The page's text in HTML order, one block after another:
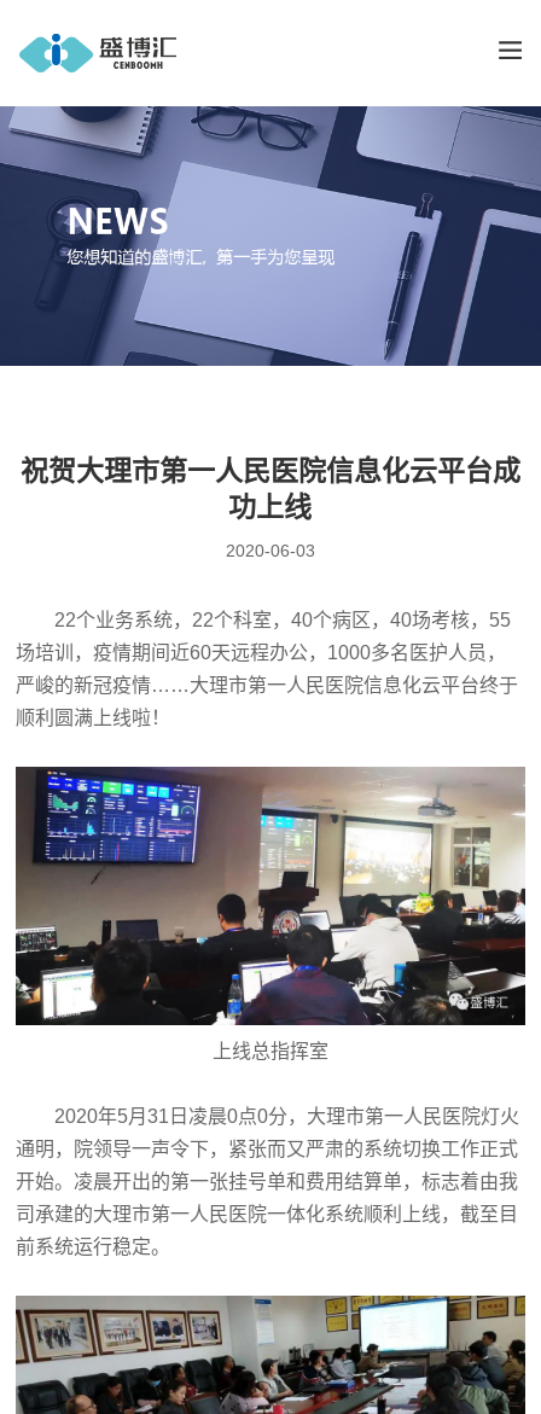
祝贺大理市第一人民医院信息化云平台成
功上线
2020-06-03
22个业务系统，22个科室，40个病区，40场考核，55
场培训，疫情期间近60天远程办公，1000多名医护人员，
严峻的新冠疫情……大理市第一人民医院信息化云平台终于
顺利圆满上线啦！
上线总指挥室
2020年5月31日凌晨0点0分，大理市第一人民医院灯火
通明，院领导一声令下，紧张而又严肃的系统切换工作正式
开始。凌晨开出的第一张挂号单和费用结算单，标志着由我
司承建的大理市第一人民医院一体化系统顺利上线，截至目
前系统运行稳定。